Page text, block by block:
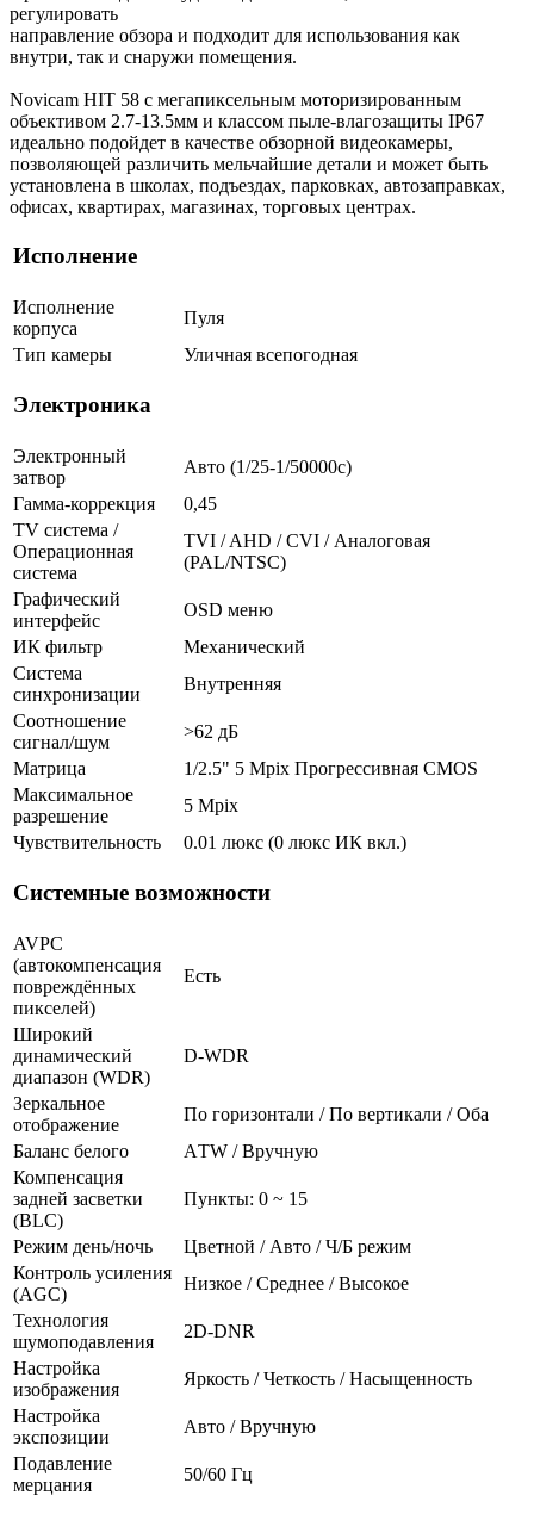
регулировать
направление обзора и подходит для использования как
внутри, так и снаружи помещения.
Novicam HIT 58 с мегапиксельным моторизированным
объективом 2.7-13.5мм и классом пыле-влагозащиты IP67
идеально подойдет в качестве обзорной видеокамеры,
позволяющей различить мельчайшие детали и может быть
установлена в школах, подъездах, парковках, автозаправках,
офисах, квартирах, магазинах, торговых центрах.
Исполнение
Исполнение
корпуса
Пуля
Тип камеры
Уличная всепогодная
Электроника
Электронный
затвор
Авто (1/25-1/50000c)
Гамма-коррекция
0,45
TV система /
Операционная
система
TVI / AHD / CVI / Аналоговая
(PAL/NTSC)
Графический
интерфейс
OSD меню
ИК фильтр
Механический
Система
синхронизации
Внутренняя
Соотношение
сигнал/шум
>62 дБ
Матрица
1/2.5" 5 Mpix Прогрессивная CMOS
Максимальное
разрешение
5 Mpix
Чувствительность
0.01 люкс (0 люкс ИК вкл.)
Системные возможности
AVPC
(автокомпенсация
повреждённых
пикселей)
Есть
Широкий
динамический
диапазон (WDR)
D-WDR
Зеркальное
отображение
По горизонтали / По вертикали / Оба
Баланс белого
АTW / Вручную
Компенсация
задней засветки
(BLC)
Пункты: 0 ~ 15
Режим день/ночь
Цветной / Авто / Ч/Б режим
Контроль усиления
(AGC)
Низкое / Среднее / Высокое
Технология
шумоподавления
2D-DNR
Настройка
изображения
Яркость / Четкость / Насыщенность
Настройка
экспозиции
Авто / Вручную
Подавление
мерцания
50/60 Гц